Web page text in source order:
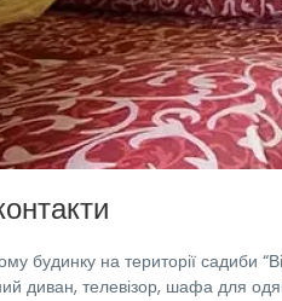
будинку на території садиби
диван, телевізор, шафа для